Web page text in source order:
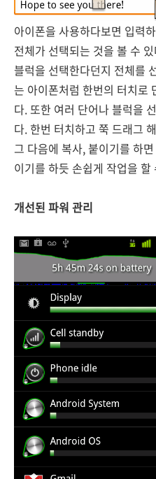
아이폰을 사용하다보면 입력
전체가 선택되는 것을 볼 수
블럭을 선택한다던지 전체를
는 아이폰처럼 한번의 터치로
다. 또한 여러 단어나 블럭을
다. 한번 터치하고 쭉 드래그
그 다음에 복사, 붙이기를 하
이기를 하듯 손쉽게 작업을 할
개선된 파워 관리